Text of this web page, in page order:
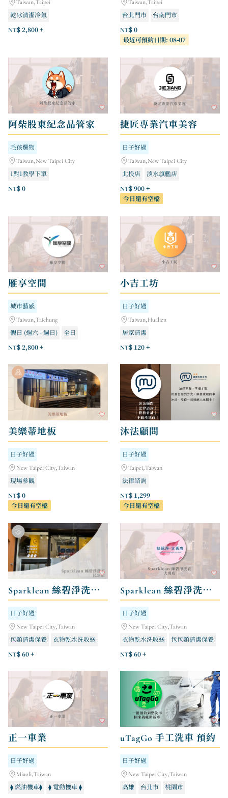
Taiwan,Taipei
乾冰清潔冷氣
NT$ 2,800 +
Taiwan,Taipei
台北門市
台南門市
NT$ 0
最近可預約日期: 08-07
阿柴股東紀念品管家
毛孩選物
Taiwan,New Taipei City
1對1教學下單
NT$ 0
捷匠專業汽車美容
日子好過
Taiwan,New Taipei City
北投店
淡水旗艦店
NT$ 900 +
今日還有空檔
雁享空間
城市藝感
Taiwan,Taichung
假日 (週六 - 週日)
全日
平日 (周一 - 週五)
NT$ 2,800 +
小吉工坊
日子好過
Taiwan,Hualien
居家清潔
NT$ 120 +
美樂蒂地板
日子好過
New Taipei City,Taiwan
現場參觀
NT$ 0
今日還有空檔
沐法顧問
日子好過
Taipei,Taiwan
法律諮詢
NT$ 1,299
今日還有空檔
Sparklean 絲碧淨洗衣 - 民富店
日子好過
New Taipei City,Taiwan
包類清潔保養
衣物乾水洗收送
寢具乾水洗收送
NT$ 60 +
Sparklean 絲碧淨洗衣 - 大勇店
日子好過
New Taipei City,Taiwan
衣物乾水洗收送
包包類清潔保養
寢具乾水洗
NT$ 60 +
正一車業
日子好過
Miaoli,Taiwan
⧫ 燃油機車⧫
⧫ 電動機車 ⧫
uTagGo 手工洗車 預約
日子好過
New Taipei City,Taiwan
高雄
台北市 桃園市